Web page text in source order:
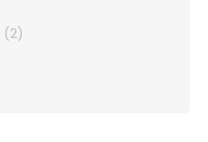
(2)